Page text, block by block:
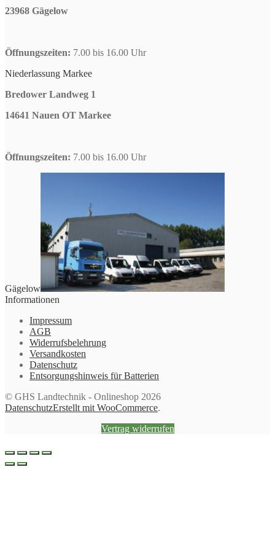
23968 Gägelow
Öffnungszeiten: 7.00 bis 16.00 Uhr
Niederlassung Markee
Bredower Landweg 1
14641 Nauen OT Markee
Öffnungszeiten: 7.00 bis 16.00 Uhr
Gägelow
Informationen
Impressum
AGB
Widerrufsbelehrung
Versandkosten
Datenschutz
Entsorgungshinweis für Batterien
© GHS Landtechnik - Onlineshop 2026
DatenschutzErstellt mit WooCommerce.
Vertrag widerrufen